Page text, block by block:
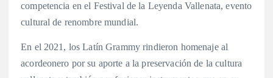
competencia en el Festival de la Leyenda Vallenata, evento
cultural de renombre mundial.
En el 2021, los Latín Grammy rindieron homenaje al
acordeonero por su aporte a la preservación de la cultura